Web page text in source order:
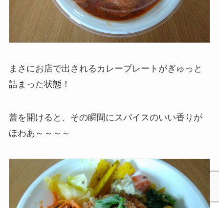
まさにお店で出されるカレープレートがぎゅっと
詰まった状態！
蓋を開けると、その瞬間にスパイスのいい香りが
ほわあ～～～～